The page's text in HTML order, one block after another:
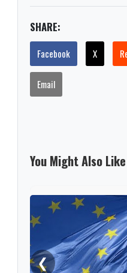
SHARE:
Facebook X
Email
You Might Also Like
❮